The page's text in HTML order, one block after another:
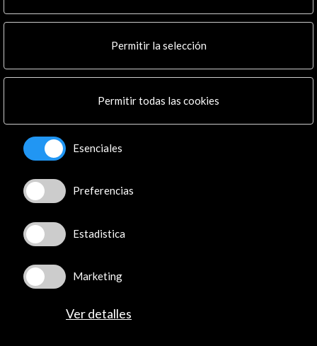
Multimedia
Boletín digital
Conecta
X (Twitter)
Instagram
LinkedIn
Youtube
Spotify
Flickr
TikTok
Permitir la selección
Permitir todas las cookies
Esenciales
Preferencias
Estadistica
Marketing
Ver detalles